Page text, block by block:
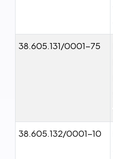
38.605.131/0001-75
38.605.132/0001-10